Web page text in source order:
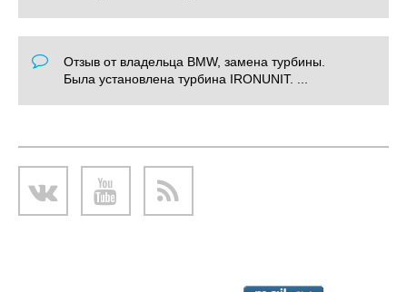
Отзыв от владельца BMW, замена турбины.
Была установлена турбина IRONUNIT. ...